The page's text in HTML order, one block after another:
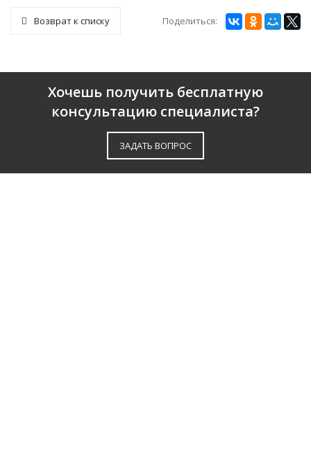
Возврат к списку Поделиться:
Хочешь получить бесплатную
консультацию специалиста?
ЗАДАТЬ ВОПРОС